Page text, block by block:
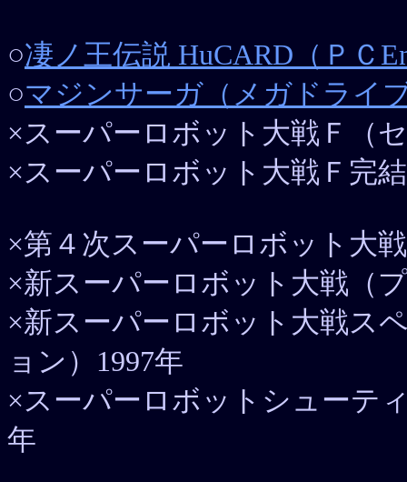
○凄ノ王伝説 HuCARD（ＰＣ
○マジンサーガ（メガドライ
×スーパーロボット大戦Ｆ（
×スーパーロボット大戦Ｆ完
×第４次スーパーロボット大
×新スーパーロボット大戦（
×新スーパーロボット大戦ス
ョン）1997年
×スーパーロボットシューテ
年